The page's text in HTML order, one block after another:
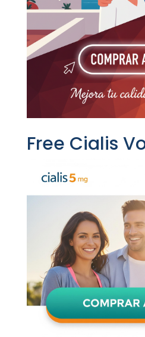
Free Cialis